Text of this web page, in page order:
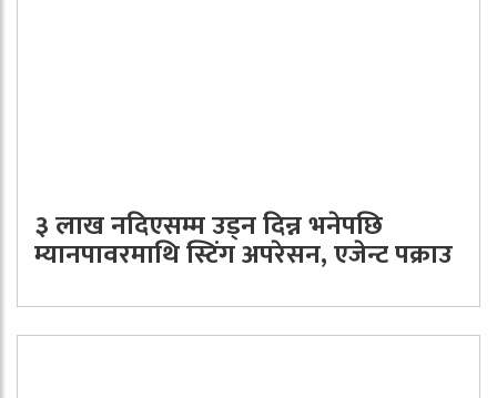
३ लाख नदिएसम्म उड्न दिन्न भनेपछि
म्यानपावरमाथि स्टिंग अपरेसन, एजेन्ट पक्राउ